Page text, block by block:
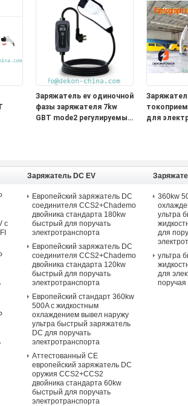
пилотной лампы
портативным для
поручать
электротранспорта
OLCD
поручать
Заряжатель ev одиночной
фазы заряжателя 7kw
GBT mode2 регулируемый
для
с
Заряжатель DC EV
Европейский заряжатель DC
соединителя CCS2+Chademo
двойника стандарта 180kw
быстрый для поручать
электротранспорта
Европейский заряжатель DC
соединителя CCS2+Chademo
двойника стандарта 120kw
быстрый для поручать
электротранспорта
Европейский стандарт 360kw
500A с жидкостным
охлаждением вывел наружу
ультра быстрый заряжатель
DC для поручать
электротранспорта
Аттестованный CE
европейский заряжатель DC
оружия CCS2+CCS2
двойника стандарта 60kw
быстрый для поручать
электротранспорта
360kw
ультра
для
ультра
для